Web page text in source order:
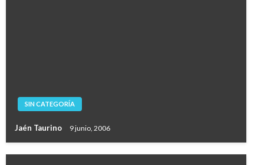
SIN CATEGORÍA
Jaén Taurino 9 junio, 2006